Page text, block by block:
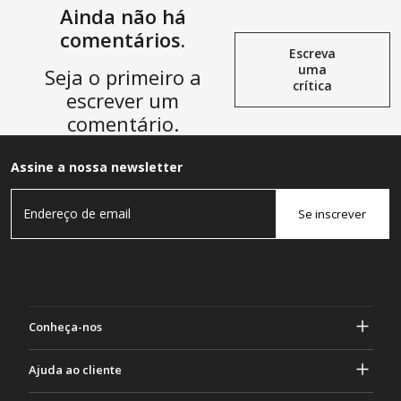
Ainda não há
comentários.
Seja o primeiro a
escrever um
comentário.
Escreva
uma
crítica
Assine a nossa newsletter
Se inscrever
Conheça-nos
Ajuda ao cliente